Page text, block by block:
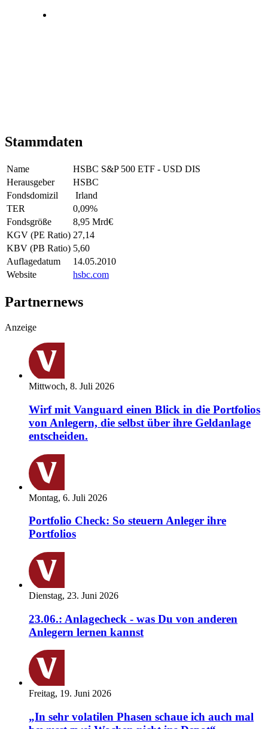
Stammdaten
Name
HSBC S&P 500 ETF - USD DIS
Herausgeber
HSBC
Fondsdomizil
Irland
TER
0,09%
Fondsgröße
8,95 Mrd€
KGV (PE Ratio) 27,14
KBV (PB Ratio) 5,60
Auflagedatum
14.05.2010
Website
hsbc.com
Partnernews
Anzeige
Mittwoch, 8. Juli 2026
Wirf mit Vanguard einen Blick in die Portfolios
von Anlegern, die selbst über ihre Geldanlage
entscheiden.
Montag, 6. Juli 2026
Portfolio Check: So steuern Anleger ihre
Portfolios
Dienstag, 23. Juni 2026
23.06.: Anlagecheck - was Du von anderen
Anlegern lernen kannst
Freitag, 19. Juni 2026
„In sehr volatilen Phasen schaue ich auch mal